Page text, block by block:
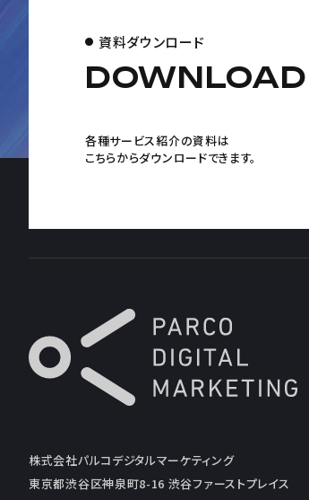
資料ダウンロード
DOWNLOAD
各種サービス紹介の資料は
こちらからダウンロードできます。
株式会社パルコデジタルマーケティング
東京都渋谷区神泉町8-16 渋谷ファーストプレイス